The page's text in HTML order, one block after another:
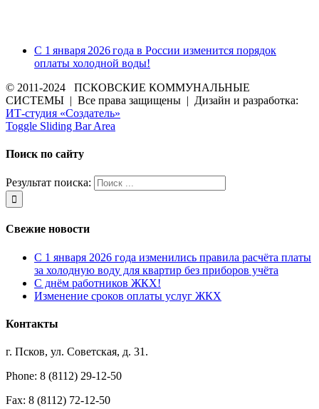
С 1 января 2026 года в России изменится порядок
оплаты холодной воды!
© 2011-2024 ПСКОВСКИЕ КОММУНАЛЬНЫЕ
СИСТЕМЫ | Все права защищены | Дизайн и разработка:
ИТ-студия «Создатель»
Toggle Sliding Bar Area
Поиск по сайту
Результат поиска:
Свежие новости
С 1 января 2026 года изменились правила расчёта платы
за холодную воду для квартир без приборов учёта
С днём работников ЖКХ!
Изменение сроков оплаты услуг ЖКХ
Контакты
г. Псков, ул. Советская, д. 31.
Phone: 8 (8112) 29-12-50
Fax: 8 (8112) 72-12-50